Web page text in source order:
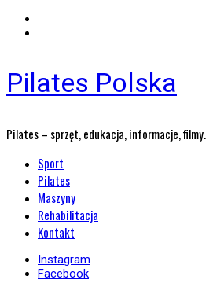
Pilates Polska
Pilates – sprzęt, edukacja, informacje, filmy.
Menu
główne
Sport
Pilates
Maszyny
Rehabilitacja
Kontakt
Instagram
Facebook